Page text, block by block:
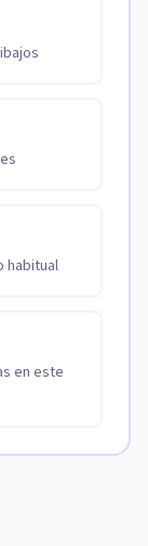
habitual
en este